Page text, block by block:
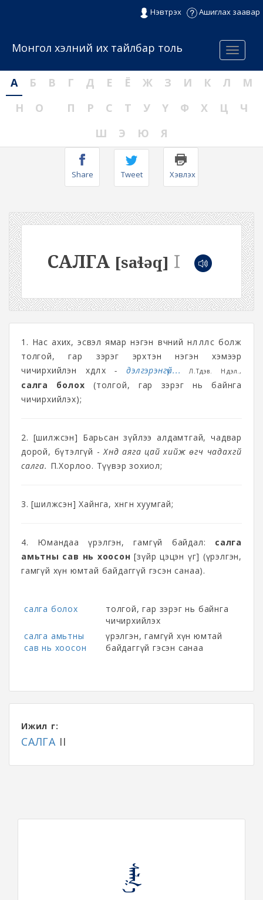
Нэвтрэх Ашиглах заавар
Menu
Монгол хэлний их тайлбар толь
А Б В Г Д Е Ё Ж З И К Л
М
Н
О П Р С Т У Ү Ф Х Ц
Ч
Ш
Э Ю Я
Share Tweet Хэвлэх
САЛГА [saɬəq] I
1. Нас ахих, эсвэл ямар нэгэн өвчний нөлөөллөөс болж
толгой, гар зэрэг эрхтэн нэгэн хэмээр
чичирхийлэн хөдлөх-дэлгэрэнгүй... Л.Түдэв. Нүүдэл.,
салга болох (толгой, гар зэрэг нь байнга
чичирхийлэх);
2. [шилжсэн] Барьсан зүйлээ алдамтгай, чадвар
дорой, бүтэлгүй -Хүнд аяга цай хийж өгч чадахгүй
салга. П.Хорлоо. Түүвэр зохиол;
3. [шилжсэн] Хайнга, хөнгөн хуумгай;
4. Юмандаа үрэлгэн, гамгүй байдал: салга
амьтны сав нь хоосон [зүйр цэцэн үг] (үрэлгэн,
гамгүй хүн юмтай байдаггүй гэсэн санаа).
салга болох
толгой, гар зэрэг нь байнга
чичирхийлэх
салга амьтны
сав нь хоосон
үрэлгэн, гамгүй хүн юмтай
байдаггүй гэсэн санаа
Ижил үг:
САЛГА II
ᠰᠠᠯᠭ᠎ᠠ